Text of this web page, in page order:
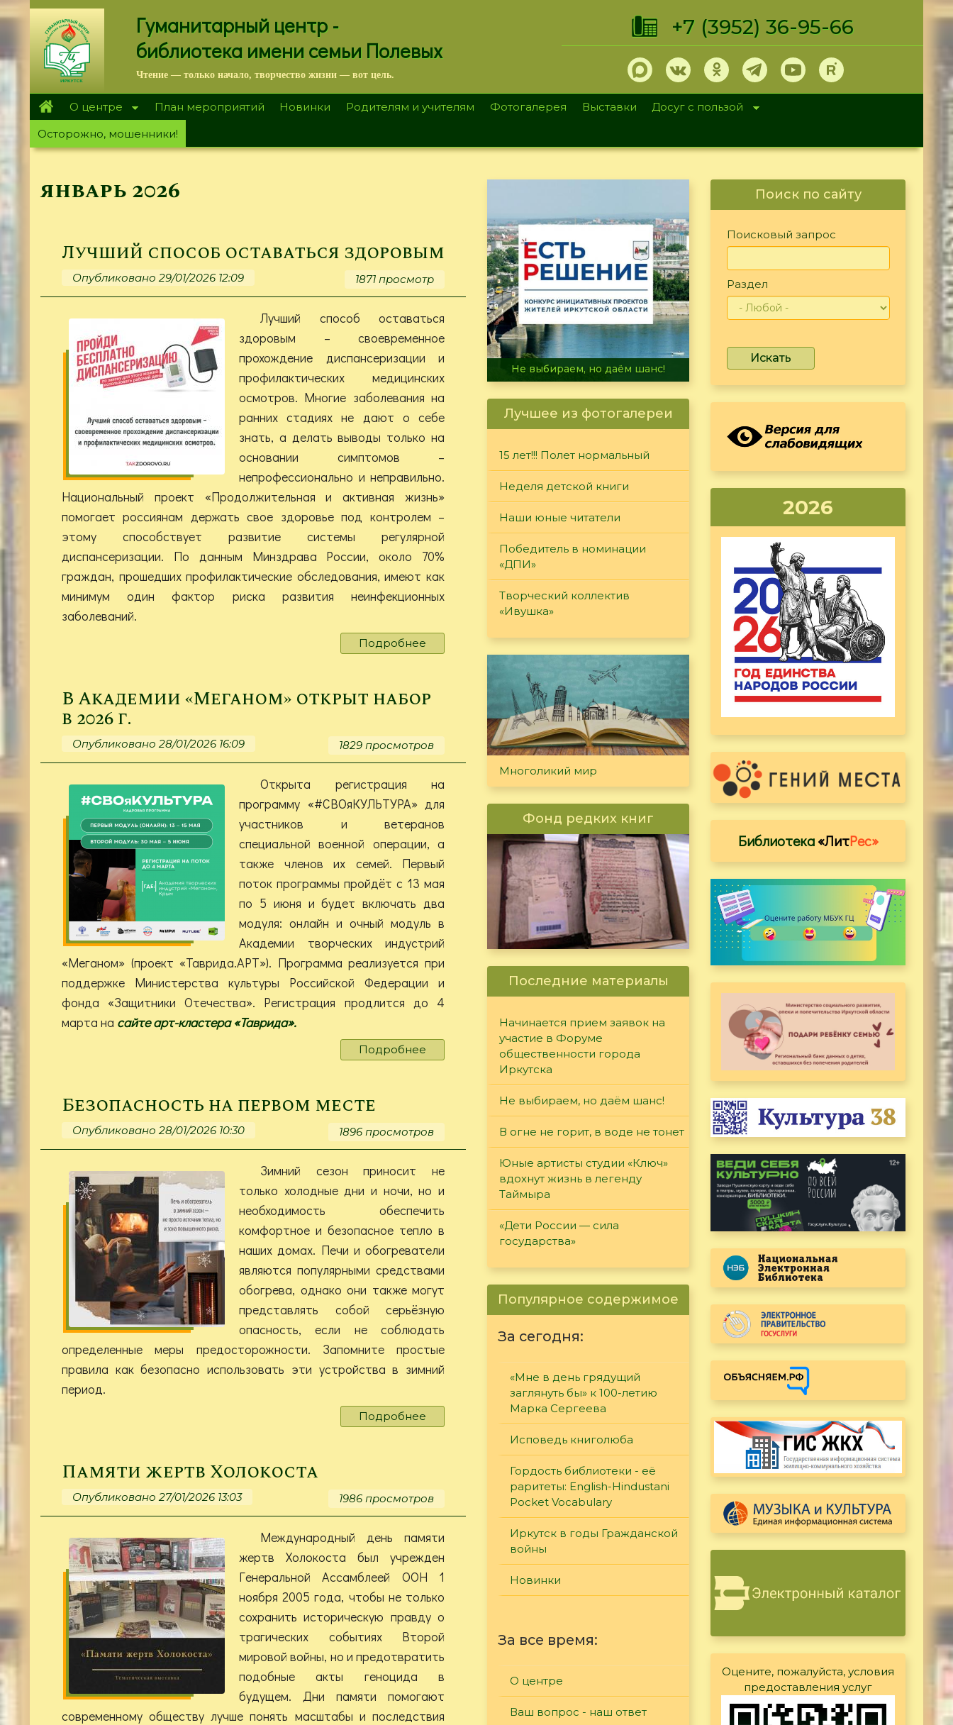
Перейти
к
основному
содержанию
Гуманитарный центр -
библиотека имени семьи Полевых
Чтение — только начало, творчество жизни — вот цель.
+7 (3952) 36-95-66
О центре План мероприятий Новинки Родителям и учителям Фотогалерея Выставки
Досуг с пользой
Осторожно, мошенники!
январь 2026
Лучший способ оставаться здоровым
Опубликовано 29/01/2026 12:09 1871 просмотр
Лучший способ оставаться
здоровым – своевременное
прохождение диспансеризации и
профилактических медицинских
осмотров. Многие заболевания на
ранних стадиях не дают о себе
знать, а делать выводы только на
основании симптомов –
непрофессионально и неправильно.
Национальный проект «Продолжительная и активная жизнь»
помогает россиянам держать свое здоровье под контролем –
этому способствует развитие системы регулярной
диспансеризации. По данным Минздрава России, около 70%
граждан, прошедших профилактические обследования, имеют как
минимум один фактор риска развития неинфекционных
заболеваний.
Подробнее
Лучший
здоровым
В Академии «Меганом» открыт набор
в 2026 г.
Опубликовано 28/01/2026 16:09 1829 просмотров
Открыта регистрация на
программу «#СВОяКУЛЬТУРА» для
участников и ветеранов
специальной военной операции, а
также членов их семей. Первый
поток программы пройдёт с 13 мая
по 5 июня и будет включать два
модуля: онлайн и очный модуль в
Академии творческих индустрий
«Меганом» (проект «Таврида.АРТ»). Программа реализуется при
поддержке Министерства культуры Российской Федерации и
фонда «Защитники Отечества». Регистрация продлится до 4
марта на сайте арт-кластера «Таврида».
Подробнее
В
набор
в
г.
Безопасность на первом месте
Опубликовано 28/01/2026 10:30 1896 просмотров
Зимний сезон приносит не
только холодные дни и ночи, но и
необходимость обеспечить
комфортное и безопасное тепло в
наших домах. Печи и обогреватели
являются популярными средствами
обогрева, однако они также могут
представлять собой серьёзную
опасность, если не соблюдать
определенные меры предосторожности. Запомните простые
правила как безопасно использовать эти устройства в зимний
период.
Подробнее
Безопасность
Памяти жертв Холокоста
Опубликовано 27/01/2026 13:03 1986 просмотров
Международный день памяти
жертв Холокоста был учрежден
Генеральной Ассамблеей ООН 1
ноября 2005 года, чтобы не только
сохранить историческую правду о
трагических событиях Второй
мировой войны, но и предотвратить
подобные акты геноцида в
будущем. Дни памяти помогают
современному обществу лучше понять масштабы и последствия
В огне не горит, в воде не тонет
Лучшее из фотогалереи
15 лет!!! Полет нормальный
Неделя детской книги
Наши юные читатели
Победитель в номинации
«ДПИ»
Творческий коллектив
«Ивушка»
Многоликий мир
Фонд редких книг
Последние материалы
Начинается прием заявок на
участие в Форуме
общественности города
Иркутска
Не выбираем, но даём шанс!
В огне не горит, в воде не тонет
Юные артисты студии «Ключ»
вдохнут жизнь в легенду
Таймыра
«Дети России — сила
государства»
Популярное содержимое
За сегодня:
«Мне в день грядущий
заглянуть бы» к 100-летию
Марка Сергеева
Исповедь книголюба
Гордость библиотеки - её
раритеты: English-Hindustani
Pocket Vocabulary
Иркутск в годы Гражданской
войны
Новинки
За все время:
О центре
Ваш вопрос - наш ответ
Поиск по сайту
Поисковый запрос
Раздел
Искать
2026
Библиотека«ЛитРес»
Оцените, пожалуйста, условия
предоставления услуг